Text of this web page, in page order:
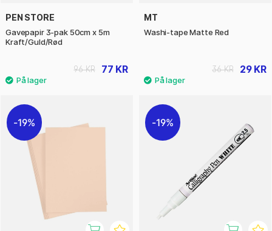
PEN STORE
Gavepapir 3-pak 50cm x 5m
Kraft/Guld/Rød
77 KR
96 KR
MT
Washi-tape Matte Red
29 KR
36 KR
19% 19%